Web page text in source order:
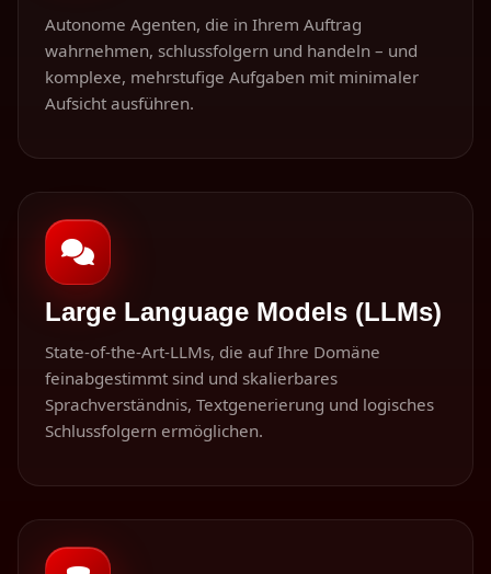
Autonome Agenten, die in Ihrem Auftrag
wahrnehmen, schlussfolgern und handeln – und
komplexe, mehrstufige Aufgaben mit minimaler
Aufsicht ausführen.
Large Language Models (LLMs)
State-of-the-Art-LLMs, die auf Ihre Domäne
feinabgestimmt sind und skalierbares
Sprachverständnis, Textgenerierung und logisches
Schlussfolgern ermöglichen.